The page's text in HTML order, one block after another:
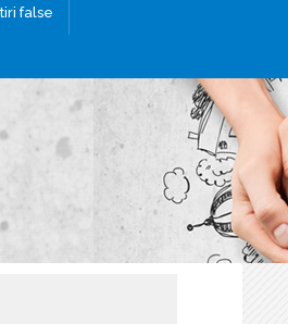
false